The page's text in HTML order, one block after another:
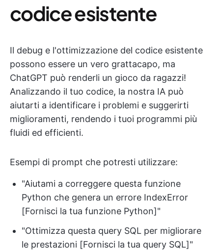
codice esistente
Il debug e l'ottimizzazione del codice esistente
possono essere un vero grattacapo, ma
ChatGPT può renderli un gioco da ragazzi!
Analizzando il tuo codice, la nostra IA può
aiutarti a identificare i problemi e suggerirti
miglioramenti, rendendo i tuoi programmi più
fluidi ed efficienti.
Esempi di prompt che potresti utilizzare:
"Aiutami a correggere questa funzione
Python che genera un errore IndexError
[Fornisci la tua funzione Python]"
"Ottimizza questa query SQL per migliorare
le prestazioni [Fornisci la tua query SQL]"